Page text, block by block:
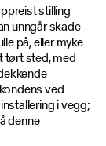
stilling
unngår skade
på, eller myke
tørt sted, med
ved
i vegg;
denne